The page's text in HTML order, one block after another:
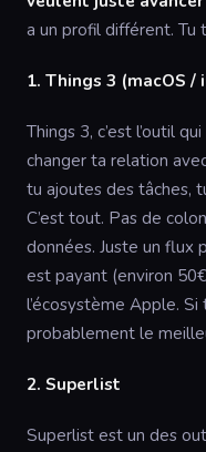
a un profil différent. Tu
1. Things 3 (macOS /
Things 3, c’est l’outil
changer ta relation
tu ajoutes des tâches,
C’est tout. Pas de
données. Juste un flux
est payant (environ
l’écosystème Apple. Si
probablement le
2. Superlist
Superlist est un des